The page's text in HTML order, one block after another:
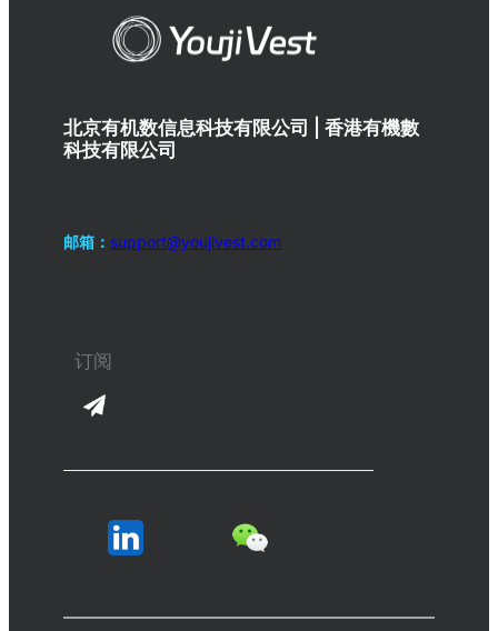
北京有机数信息科技有限公司 | 香港有機數
科技有限公司
邮箱： support@youjivest.com